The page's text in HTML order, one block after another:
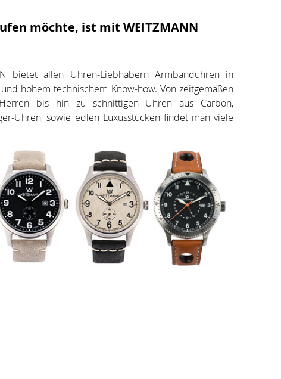
möchte, ist mit WEITZMANN
bietet allen Uhren-Liebhabern Armbanduhren in
hohem technischem Know-how. Von zeitgemäßen
bis hin zu schnittigen Uhren aus Carbon,
Uhren, sowie edlen Luxusstücken findet man viele